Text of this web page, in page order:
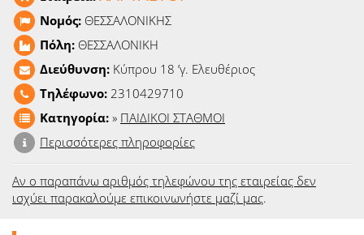
Νομός: ΘΕΣΣΑΛΟΝΙΚΗΣ
Πόλη: ΘΕΣΣΑΛΟΝΙΚΗ
Διεύθυνση: Κύπρου 18 ʼγ. Ελευθέριος
Τηλέφωνο: 2310429710
Κατηγορία: » ΠΑΙΔΙΚΟΙ ΣΤΑΘΜΟΙ
Περισσότερες πληροφορίες
Αν ο παραπάνω αριθμός τηλεφώνου της εταιρείας δεν
ισχύει παρακαλούμε επικοινωνήστε μαζί μας.